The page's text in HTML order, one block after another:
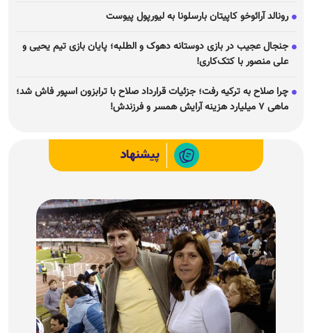
رونالد آرائوخو کاپیتان بارسلونا به لیورپول پیوست
جنجال عجیب در بازی دوستانه دهوک و الطلبه؛ پایان بازی تیم یحیی و
علی منصور با کتک‌کاری!
چرا صلاح به ترکیه رفت؛ جزئیات قرارداد صلاح با ترابزون اسپور فاش شد؛
ماهی ۷ میلیارد هزینه آرایش همسر و فرزندش!
پیشنهاد